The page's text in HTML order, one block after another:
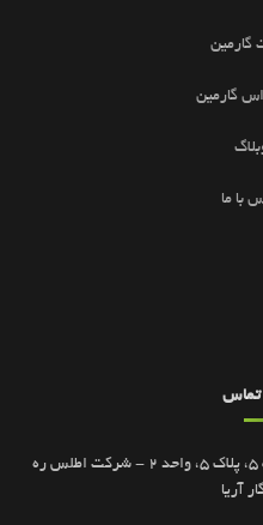
گارمین
گارمین
با ما
تماس
تهران، خیابان گاندی جنوبی، کوچه 5، پلاک 5، واحد 2 - شرکت اطلس ره
آریا